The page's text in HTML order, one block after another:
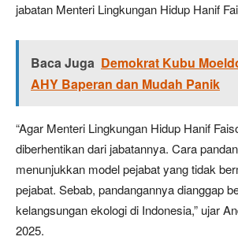
jabatan Menteri Lingkungan Hidup Hanif
Baca Juga Demokrat Kubu
AHY Baperan dan Mudah Panik
“Agar Menteri Lingkungan Hidup Hanif
diberhentikan dari jabatannya. Cara
menunjukkan model pejabat yang tidak
pejabat. Sebab, pandangannya dianggap
kelangsungan ekologi di Indonesia,” ujar
2025.